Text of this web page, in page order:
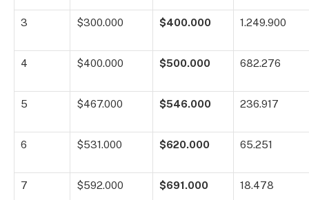
3 $300.000 $400.000 1.249.900
4 $400.000 $500.000 682.276
5 $467.000 $546.000 236.917
6 $531.000 $620.000 65.251
7 $592.000 $691.000 18.478